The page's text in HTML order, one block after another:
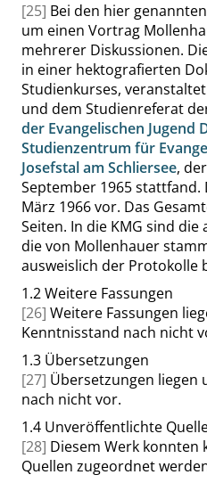
[25] Bei den hier
um einen Vortrag
mehrerer Diskussionen.
in einer hektografierten
Studienkurses,
und dem Studienreferat
der Evangelischen Jugend
Studienzentrum für
Josefstal am Schliersee,
September 1965
März 1966 vor. Das
Seiten. In die KMG sind
die von Mollenhauer
ausweislich der Protokolle
1.2Weitere Fassungen
[26] Weitere Fassungen
Kenntnisstand nach nicht
1.3 Übersetzungen
[27] Übersetzungen liegen
nach nicht vor.
1.4 Unveröffentlichte
[28] Diesem Werk
Quellen zugeordnet